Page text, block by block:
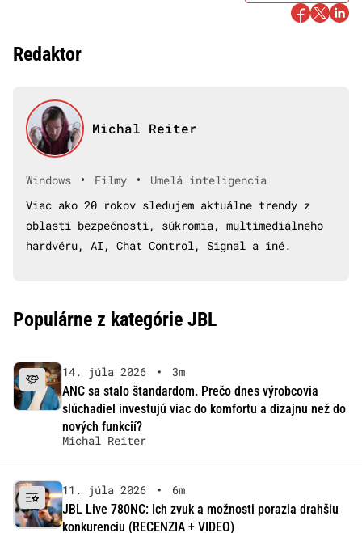
Redaktor
Michal Reiter
Windows • Filmy •
Umelá inteligencia
Viac ako 20 rokov sledujem aktuálne trendy z
oblasti bezpečnosti, súkromia, multimediálneho
hardvéru, AI, Chat Control, Signal a iné.
Populárne z kategórie JBL
14. júla 2026 •
3m
ANC sa stalo štandardom. Prečo dnes výrobcovia
slúchadiel investujú viac do komfortu a dizajnu než do
nových funkcií?
Michal Reiter
11. júla 2026 •
6m
JBL Live 780NC: Ich zvuk a možnosti porazia drahšiu
konkurenciu (RECENZIA + VIDEO)